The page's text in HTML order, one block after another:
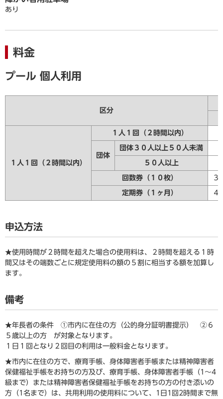
あり
料金
プール 個人利用
区分
１人１回（２時間以内）
１人１回（２時間以内）
団体
団体３０人以上５０人未満
５０人以上
回数券（１０枚） ３
定期券（１ヶ月） ４
申込方法
★使用時間が２時間を超えた場合の使用料は、２時間を超える１時
間又はその端数ごとに規定使用料の額の５割に相当する額を加算し
ます。
備考
★年長者の条件 ①市内に在住の方（公的身分証明書提示） ②６
５歳以上の方 が対象となります。
１日１回となり２回目の利用は一般料金となります。
★市内に在住の方で、療育手帳、身体障害者手帳または精神障害者
保健福祉手帳をお持ちの方及び、療育手帳、身体障害者手帳（1〜4
級まで）または精神障害者保健福祉手帳をお持ちの方の付き添いの
方（1名まで）は、共用利用の使用料について、1日1回2時間まで無